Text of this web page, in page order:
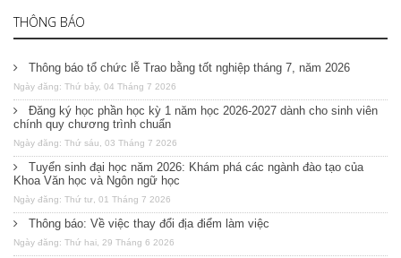
THÔNG BÁO
Thông báo tổ chức lễ Trao bằng tốt nghiệp tháng 7, năm 2026
Ngày đăng: Thứ bảy, 04 Tháng 7 2026
Đăng ký học phần học kỳ 1 năm học 2026-2027 dành cho sinh viên
chính quy chương trình chuẩn
Ngày đăng: Thứ sáu, 03 Tháng 7 2026
Tuyển sinh đại học năm 2026: Khám phá các ngành đào tạo của
Khoa Văn học và Ngôn ngữ học
Ngày đăng: Thứ tư, 01 Tháng 7 2026
Thông báo: Về việc thay đổi địa điểm làm việc
Ngày đăng: Thứ hai, 29 Tháng 6 2026